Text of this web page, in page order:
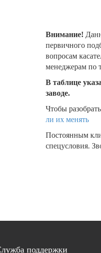
Внимание!
первичного
вопросам
менеджерам по
В таблице
заводе.
Чтобы
ли их менять
Постоянным
спецусловия.
поддержки